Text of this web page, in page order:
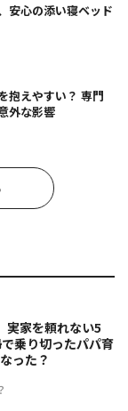
安心の添い寝ベッド
抱えやすい？ 専門
外な影響
実家を頼れない5
乗り切ったパパ育
った？